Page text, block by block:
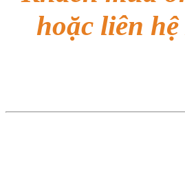
hoặc liên